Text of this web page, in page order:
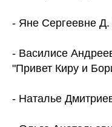
- Яне Сергеевне Д.
- Василисе
"Привет Киру и
- Наталье